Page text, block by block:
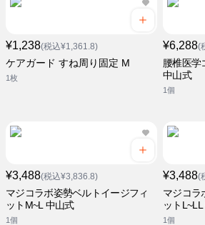
¥1,238(税込¥1,361.8)
ケアガード すね周り固定 M
1枚
¥6,288(
腰椎医学
中山式
1個
¥3,488(税込¥3,836.8)
マジコラボ姿勢ベルトイージフィ
ットM~L 中山式
1個
¥3,488(
マジコラ
ット
1個